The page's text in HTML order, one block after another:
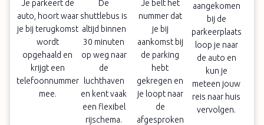
Je parkeert de
auto, hoort waar
je bij terugkomst
wordt
opgehaald en
krijgt een
telefoonnummer
mee.
De
shuttlebus is
altijd binnen
30 minuten
op weg naar
de
luchthaven
en kent vaak
een flexibel
rijschema.
Je belt het
nummer dat
je bij
aankomst bij
de parking
hebt
gekregen en
je loopt naar
de
afgesproken
aangekomen
bij de
parkeerplaats
loop je naar
de auto en
kun je
meteen jouw
reis naar huis
vervolgen.